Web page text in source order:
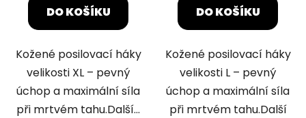
DO KOŠÍKU
Kožené posilovací háky
velikosti XL – pevný
úchop a maximální síla
při mrtvém tahu.Další...
DO KOŠÍKU
Kožené posilovací háky
velikosti L – pevný
úchop a maximální síla
při mrtvém tahu.Další